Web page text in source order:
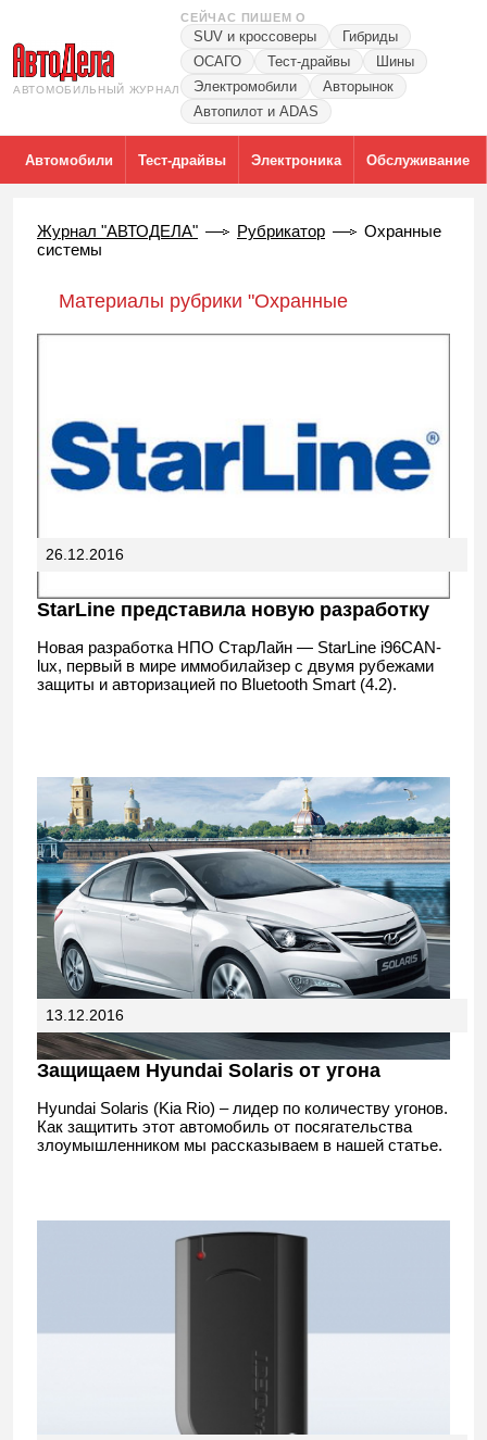
АВТОМОБИЛЬНЫЙ ЖУРНАЛ
СЕЙЧАС ПИШЕМ О
SUV и кроссоверы
Гибриды
ОСАГО
Тест-драйвы
Шины
Электромобили
Авторынок
Автопилот и ADAS
Автомобили Тест-драйвы Электроника Обслуживание
Журнал "АВТОДЕЛА" Рубрикатор
Охранные
системы
Материалы рубрики "Охранные
системы"
26.12.2016
StarLine представила новую разработку
Новая разработка НПО СтарЛайн — StarLine i96CAN-
lux, первый в мире иммобилайзер с двумя рубежами
защиты и авторизацией по Bluetooth Smart (4.2).
13.12.2016
Защищаем Hyundai Solaris от угона
Hyundai Solaris (Kia Rio) – лидер по количеству угонов.
Как защитить этот автомобиль от посягательства
злоумышленником мы рассказываем в нашей статье.